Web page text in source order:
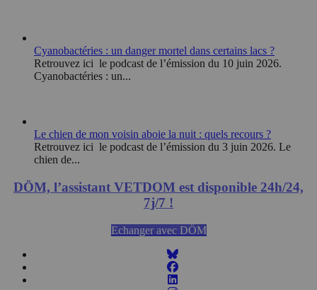
Cyanobactéries : un danger mortel dans certains lacs ?
Retrouvez ici le podcast de l’émission du 10 juin 2026.
Cyanobactéries : un...
Le chien de mon voisin aboie la nuit : quels recours ?
Retrouvez ici le podcast de l’émission du 3 juin 2026. Le
chien de...
DÖM, l’assistant VETDOM est disponible 24h/24,
7j/7 !
Echanger avec DÖM